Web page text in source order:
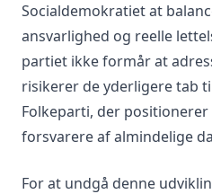
Socialdemokratiet at
ansvarlighed og reelle
partiet ikke formår at
risikerer de yderligere tab
Folkeparti, der
forsvarere af almindelige
For at undgå denne